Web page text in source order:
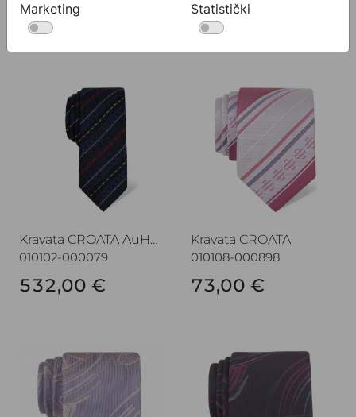
532,00 € 532,00 €
Kravata CROATA AuHRum
010102-000079
532,00 €
Kravata CROATA
010108-000898
73,00 €
Marketing Statistički